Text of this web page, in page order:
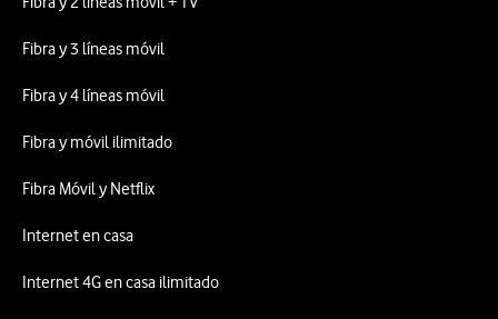
Fibra y 3 líneas móvil
Fibra y 4 líneas móvil
Fibra y móvil ilimitado
Fibra Móvil y Netflix
Internet en casa
Internet 4G en casa ilimitado